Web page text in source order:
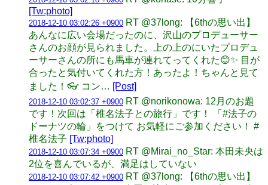
[Tw:photo]
2018-12-10 03:02:26 +0900 RT @37long: 【6thの思い出】
あんなに広い会場だったのに、沢山のプロデューサー
さんのお顔が見られました。上の上のにいたプロデュ
ーサーさんの所にも馬車が連れてってくれた😊✨ 目が
合ったと気付いてくれた方！あったよ！ちゃんと見て
ました！👓 コン… [Post]
2018-12-10 03:02:37 +0900 RT @norikonowa: 12月のお題
です！次回は「椎名法子との旅行」です！ 「#法子の
ドーナツの輪」をつけて お気軽にご参加ください！ #
椎名法子 [Tw:photo]
2018-12-10 03:07:34 +0900 RT @Mirai_no_Star: 本田未央は
2位を喜んでいるが、満足はしていない
2018-12-10 03:07:42 +0900 RT @37long: 【6thの思い出】